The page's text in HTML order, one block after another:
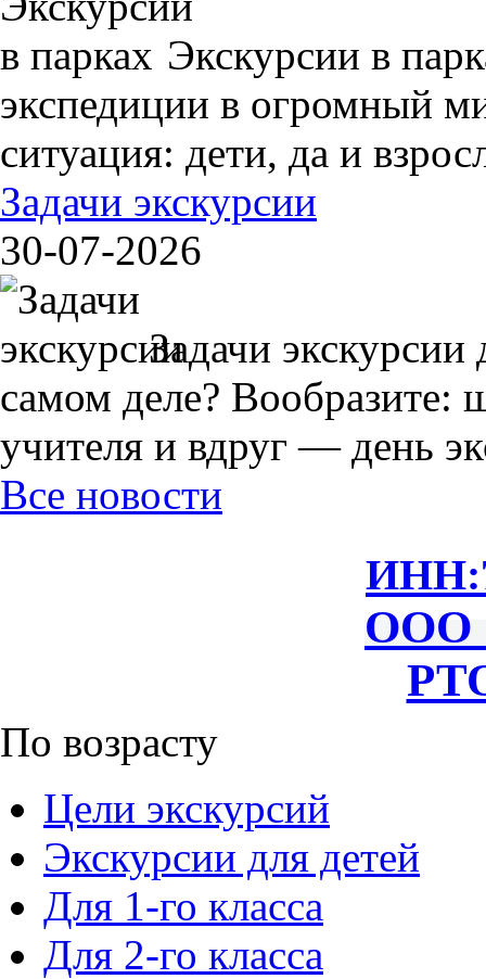
Экскурсии в
экспедиции в огромный
ситуация: дети, да и
Задачи экскурсии
30-07-2026
Задачи
самом деле? Вообразите:
учителя и вдруг — день
Все новости
ИНН:
ООО
По возрасту
Цели экскурсий
Экскурсии для детей
Для 1-го класса
Для 2-го класса